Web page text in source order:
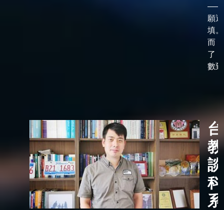
——
願選
填
而
了
數
科